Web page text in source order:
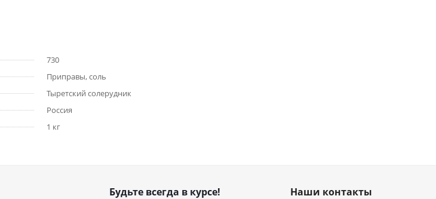
730
Приправы, соль
Тыретский солерудник
Россия
1 кг
Будьте всегда в курсе! Наши контакты